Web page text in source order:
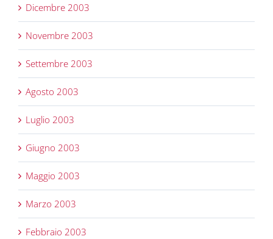
Dicembre 2003
Novembre 2003
Settembre 2003
Agosto 2003
Luglio 2003
Giugno 2003
Maggio 2003
Marzo 2003
Febbraio 2003